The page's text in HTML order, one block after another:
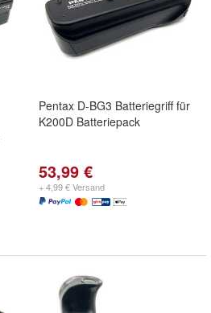
Pentax D-BG3 Batteriegriff für
K200D Batteriepack
53,99 €
+ 4,99 € Versand